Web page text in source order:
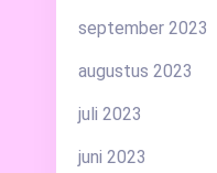
september 2023
augustus 2023
juli 2023
juni 2023